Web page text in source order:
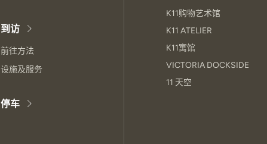
到访
前往方法
设施及服务
停车
K11购物艺术馆
K11 ATELIER
K11寓馆
VICTORIA DOCKSIDE
11 天空